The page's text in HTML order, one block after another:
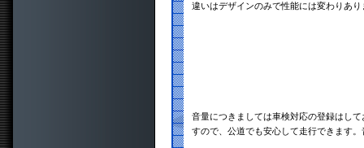
違いはデザインのみで性能には変わりあ
音量につきましては車検対応の登録はし
すので、公道でも安心して走行できます